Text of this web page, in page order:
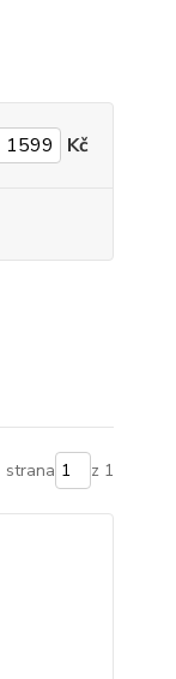
Kč
strana z 1